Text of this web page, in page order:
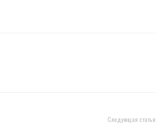
Следующая статья